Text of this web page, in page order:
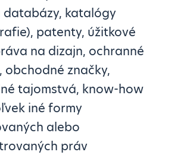
databázy, katalógy
patenty, úžitkové
na dizajn, ochranné
obchodné značky,
tajomstvá, know-how
iné formy
alebo
práv